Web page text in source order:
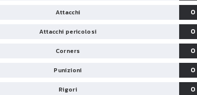
Attacchi
0
Attacchi pericolosi
0
Corners
0
Punizioni
0
Rigori
0